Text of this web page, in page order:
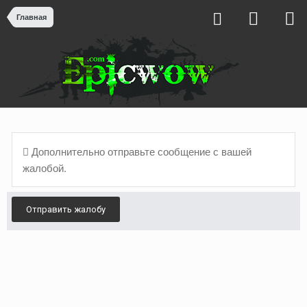
Главная
Дополнительно отправьте сообщение с вашей
жалобой.
Отправить жалобу